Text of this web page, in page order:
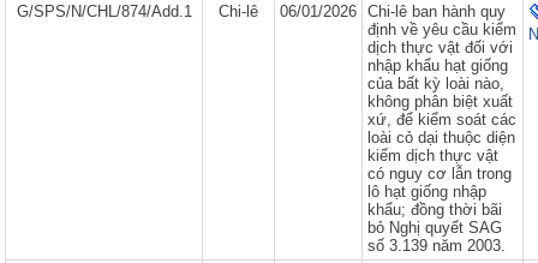
G/SPS/N/CHL/874/Add.1 Chi-lê 06/01/2026
Chi-lê ban hành quy
định về yêu cầu kiểm
dịch thực vật đối với
nhập khẩu hạt giống
của bất kỳ loài nào,
không phân biệt xuất
xứ, để kiểm soát các
loài cỏ dại thuộc diện
kiểm dịch thực vật
có nguy cơ lẫn trong
lô hạt giống nhập
khẩu; đồng thời bãi
bỏ Nghị quyết SAG
số 3.139 năm 2003.